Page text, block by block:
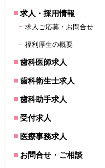
求人・採用情報
求人ご応募・お問合せ
福利厚生の概要
歯科医師求人
歯科衛生士求人
歯科助手求人
受付求人
医療事務求人
お問合せ・ご相談